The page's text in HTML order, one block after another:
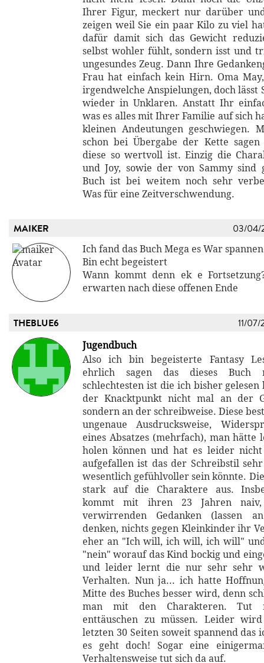
Ihrer Figur, meckert nur darüber
zeigen weil Sie ein paar Kilo zu viel
dafür damit sich das Gewicht
selbst wohler fühlt, sondern isst und
ungesundes Zeug. Dann Ihre
Frau hat einfach kein Hirn. Oma
irgendwelche Anspielungen, doch lässt
wieder in Unklaren. Anstatt Ihr
was es alles mit Ihrer Familie auf sich
kleinen Andeutungen geschwiegen.
schon bei Übergabe der Kette sagen
diese so wertvoll ist. Einzig die
und Joy, sowie der von Sammy sind
Buch ist bei weitem noch sehr
Was für eine Zeitverschwendung.
MAIKER 03/04/
Ich fand das Buch Mega es War
Bin echt begeistert
Wann kommt denn ek e
erwarten nach diese offenen Ende
THEBLUE6 11/07/
Jugendbuch
Also ich bin begeisterte Fantasy
ehrlich sagen das dieses
schlechtesten ist die ich bisher
der Knacktpunkt nicht mal an der
sondern an der schreibweise. Diese
ungenaue Ausdrucksweise,
eines Absatzes (mehrfach), man hätte
holen können und hat es leider
aufgefallen ist das der Schreibstil
wesentlich gefühlvoller sein könnte.
stark auf die Charaktere aus.
kommt mit ihren 23 Jahren
verwirrenden Gedanken (lassen
denken, nichts gegen Kleinkinder ihr
eher an "Ich will, ich will, ich will"
"nein" worauf das Kind bockig und
und leider lernt die nur sehr sehr
Verhalten. Nun ja... ich hatte
Mitte des Buches besser wird, denn
man mit den Charakteren. Tut
enttäuschen zu müssen. Leider
letzten 30 Seiten soweit spannend das
es geht doch! Sogar eine
Verhaltensweise tut sich da auf.